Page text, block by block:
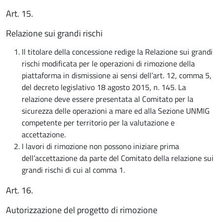
Art. 15.
Relazione sui grandi rischi
Il titolare della concessione redige la Relazione sui grandi
rischi modificata per le operazioni di rimozione della
piattaforma in dismissione ai sensi dell’art. 12, comma 5,
del decreto legislativo 18 agosto 2015, n. 145. La
relazione deve essere presentata al Comitato per la
sicurezza delle operazioni a mare ed alla Sezione UNMIG
competente per territorio per la valutazione e
accettazione.
I lavori di rimozione non possono iniziare prima
dell’accettazione da parte del Comitato della relazione sui
grandi rischi di cui al comma 1.
Art. 16.
Autorizzazione del progetto di rimozione